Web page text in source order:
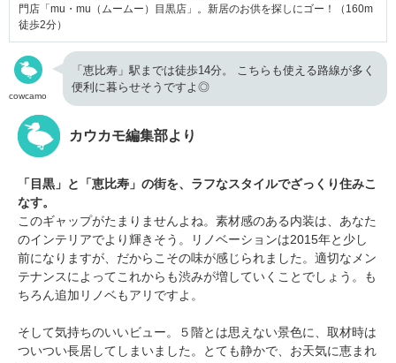
門店「mu・mu（ムームー）目黒店」。新居のお供を探しにゴー！（160m
徒歩2分）
cowcamo
「恵比寿」駅までは徒歩14分。 こちらも使える路線が多く
便利に暮らせそうですよ◎
カウカモ編集部より
「目黒」と「恵比寿」の街を、ラフなスタイルでざっくり住みこ
なす。
このギャップがたまりませんよね。素材感のある内装は、あなた
のインテリアでより輝きそう。リノベーションは2015年と少し
前になりますが、だからこその味が感じられました。適切なメン
テナンスによってこれからも渋みが増していくことでしょう。も
ちろん追加リノベもアリですよ。
そして気持ちのいいビュー。５階とは思えない景色に、取材時は
ついつい長居してしまいました。とても静かで、お天気に恵まれ